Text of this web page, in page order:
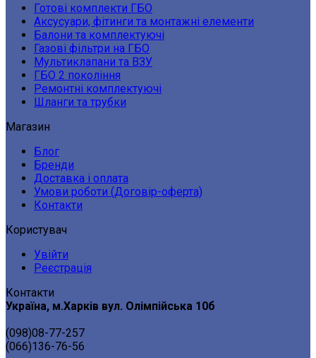
Готові комплекти ГБО
Аксусуари, фітинги та монтажні елементи
Балони та комплектуючі
Газові фільтри на ГБО
Мультиклапани та ВЗУ
ГБО 2 покоління
Ремонтні комплектуючі
Шланги та трубки
Магазин
Блог
Бренди
Доставка і оплата
Умови роботи (Договір-оферта)
Контакти
Користувач
Увійти
Реєстрація
Контакти
Україна, м.Харків вул. Олімпійська 10б
(098)08-77-257
(066)136-76-56